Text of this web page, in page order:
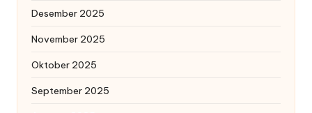
Desember 2025
November 2025
Oktober 2025
September 2025